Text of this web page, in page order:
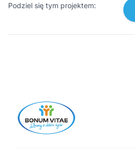
Podziel się tym projektem: